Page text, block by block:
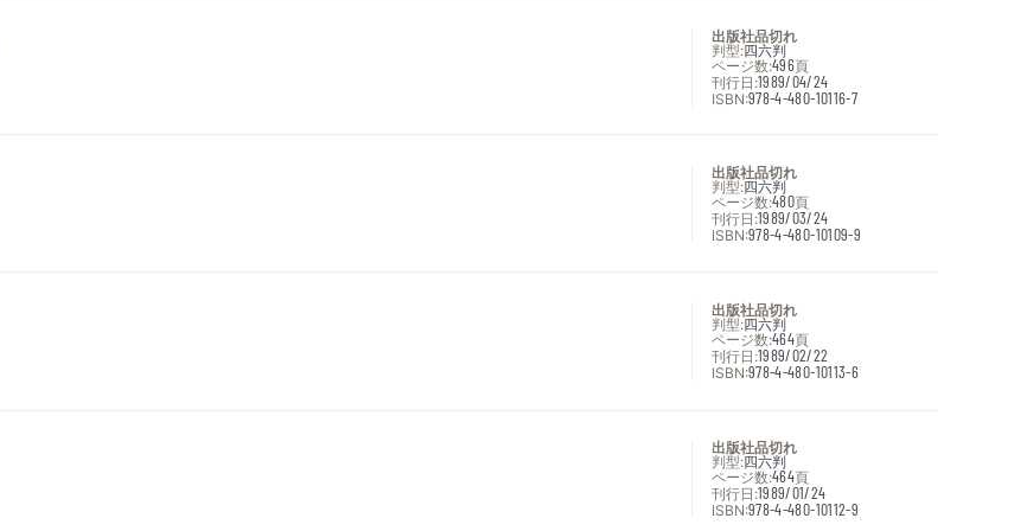
出版社品切れ
判型:四六判
ページ数:496頁
刊行日:1989/04/24
ISBN:978-4-480-10116-7
出版社品切れ
判型:四六判
ページ数:480頁
刊行日:1989/03/24
ISBN:978-4-480-10109-9
出版社品切れ
判型:四六判
ページ数:464頁
刊行日:1989/02/22
ISBN:978-4-480-10113-6
出版社品切れ
判型:四六判
ページ数:464頁
刊行日:1989/01/24
ISBN:978-4-480-10112-9